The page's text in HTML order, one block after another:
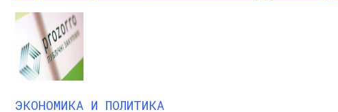
ЭКОНОМИКА И ПОЛИТИКА